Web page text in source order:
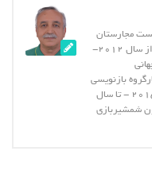
مجارستان
عضو کمیته فنی کنفدراسیون شمشیربازی آسیا از سال 2012-
عضو کارگروه بازنویسی
قوانین فدراسیون جهانی شمشیربازی از سال 2015 - تا سال
شمشیربازی